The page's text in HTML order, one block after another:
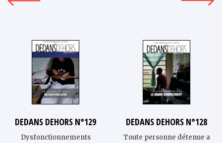
DEDANS DEHORS N°129
Dysfonctionnements
DEDANS DEHORS N°128
Toute personne détenue a